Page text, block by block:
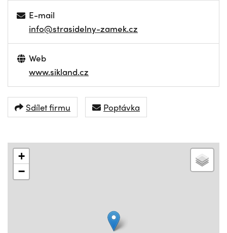
E-mail
info@strasidelny-zamek.cz
Web
www.sikland.cz
Sdílet firmu Poptávka
+
−